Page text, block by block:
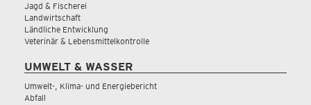
Jagd & Fischerei
Landwirtschaft
Ländliche Entwicklung
Veterinär & Lebensmittelkontrolle
UMWELT & WASSER
Umwelt-, Klima- und Energiebericht
Abfall